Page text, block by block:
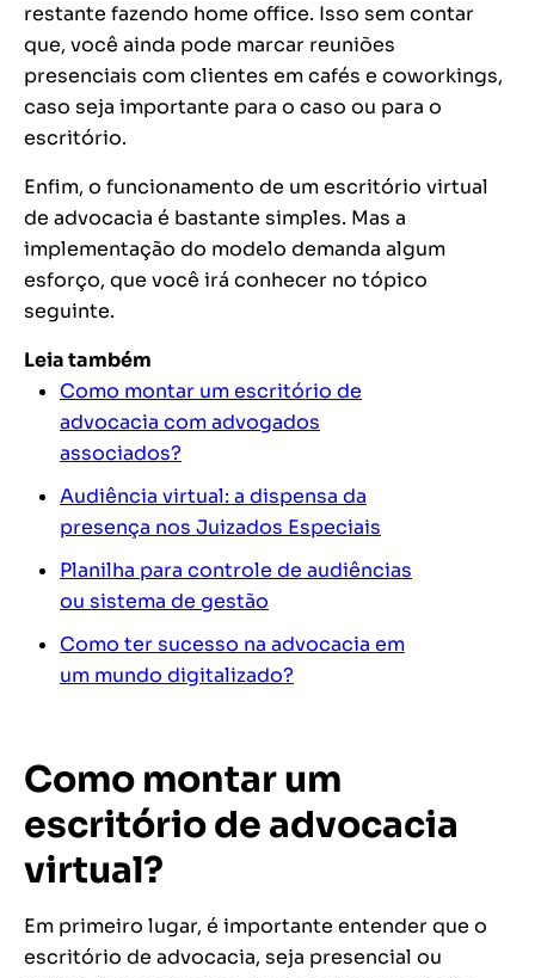
restante fazendo home office. Isso sem contar
que, você ainda pode marcar reuniões
presenciais com clientes em cafés e coworkings,
caso seja importante para o caso ou para o
escritório.
Enfim, o funcionamento de um escritório virtual
de advocacia é bastante simples. Mas a
implementação do modelo demanda algum
esforço, que você irá conhecer no tópico
seguinte.
Leia também
Como montar um escritório de
advocacia com advogados
associados?
Audiência virtual: a dispensa da
presença nos Juizados Especiais
Planilha para controle de audiências
ou sistema de gestão
Como ter sucesso na advocacia em
um mundo digitalizado?
Como montar um
escritório de advocacia
virtual?
Em primeiro lugar, é importante entender que o
escritório de advocacia, seja presencial ou